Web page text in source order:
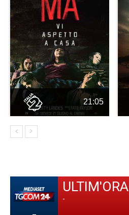
21:05
ULTIM'ORA
-